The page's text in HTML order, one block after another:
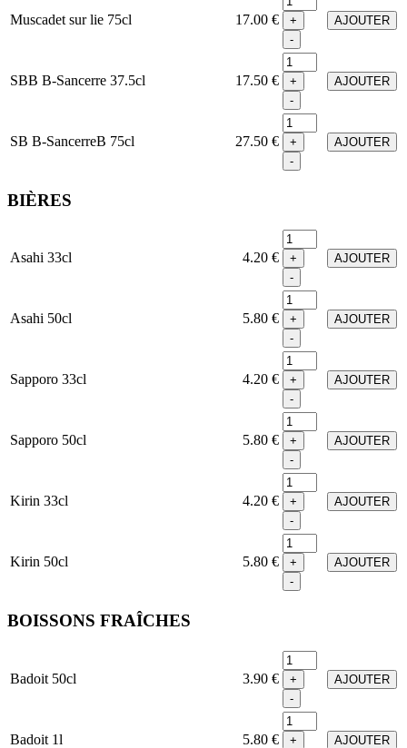
Muscadet sur lie 75cl 17.00 €
+
-
AJOUTER
SBB B-Sancerre 37.5cl 17.50 €
+
-
AJOUTER
SB B-SancerreB 75cl 27.50 €
+
-
AJOUTER
BIÈRES
Asahi 33cl 4.20 €
+
-
AJOUTER
Asahi 50cl 5.80 €
+
-
AJOUTER
Sapporo 33cl 4.20 €
+
-
AJOUTER
Sapporo 50cl 5.80 €
+
-
AJOUTER
Kirin 33cl 4.20 €
+
-
AJOUTER
Kirin 50cl 5.80 €
+
-
AJOUTER
BOISSONS FRAÎCHES
Badoit 50cl 3.90 €
+
-
AJOUTER
Badoit 1l 5.80 €
+
AJOUTER